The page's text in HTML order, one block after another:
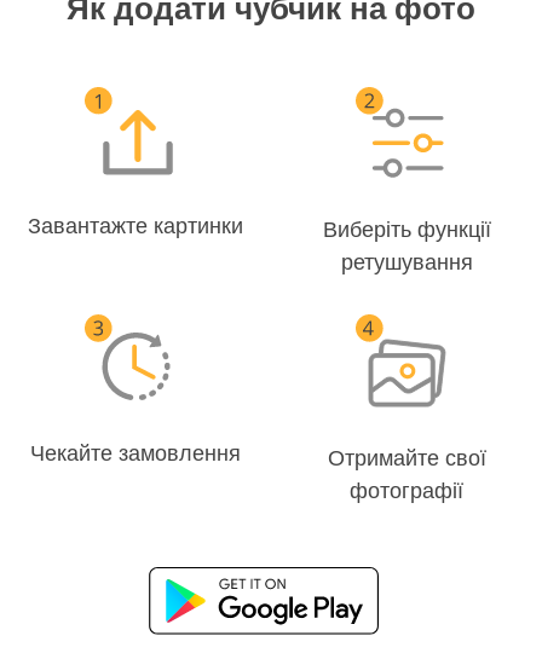
Завантажте картинки
Виберіть функції
ретушування
Чекайте замовлення
Отримайте свої
фотографії